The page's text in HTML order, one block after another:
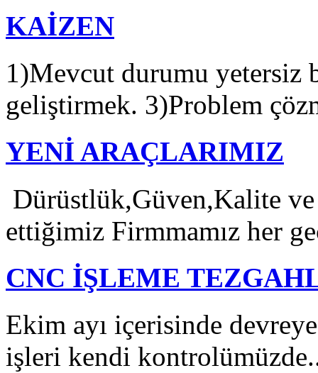
KAİZEN
1)Mevcut durumu yetersiz
geliştirmek. 3)Problem
YENİ ARAÇLARIMIZ
Dürüstlük,Güven,Kalite
ettiğimiz Firmmamız her
CNC İŞLEME
Ekim ayı içerisinde
işleri kendi